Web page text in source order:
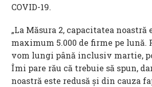
COVID-19.
„La Măsura 2, capacitatea noastră
maximum 5.000 de firme pe lună.
vom lungi până inclusiv martie,
Îmi pare rău că trebuie să spun,
noastră este redusă și din cauza